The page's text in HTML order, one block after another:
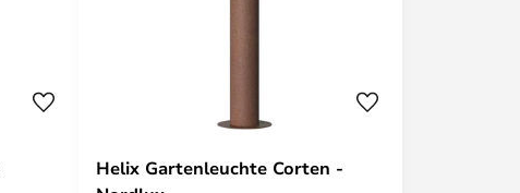
Helix Gartenleuchte Corten -